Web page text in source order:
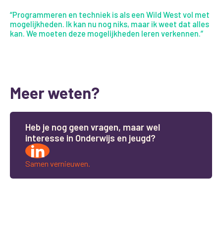
“Programmeren en techniek is als een Wild West vol met
mogelijkheden. Ik kan nu nog niks, maar ik weet dat alles
kan. We moeten deze mogelijkheden leren verkennen.”
Meer weten?
Heb je nog geen vragen, maarwel
interesse in Onderwijs en jeugd?
Samen vernieuwen.